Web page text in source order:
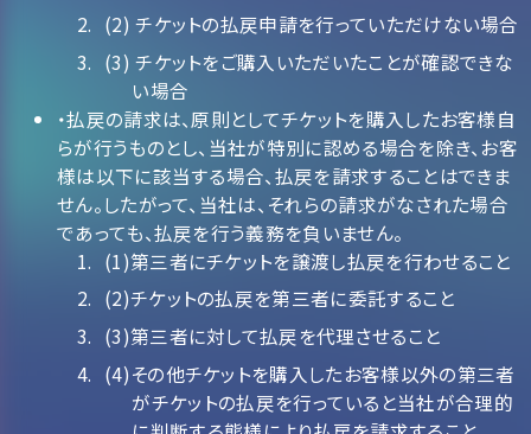
(2) チケットの払戻申請を行っていただけない場合
(3) チケットをご購入いただいたことが確認できな
い場合
・払戻の請求は、原則としてチケットを購入したお客様自
らが行うものとし、当社が特別に認める場合を除き、お客
様は以下に該当する場合、払戻を請求することはできま
せん。したがって、当社は、それらの請求がなされた場合
であっても、払戻を行う義務を負いません。
(1)第三者にチケットを譲渡し払戻を行わせること
(2)チケットの払戻を第三者に委託すること
(3)第三者に対して払戻を代理させること
(4)その他チケットを購入したお客様以外の第三者
がチケットの払戻を行っていると当社が合理的